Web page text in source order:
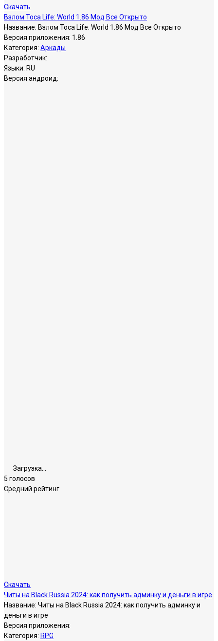
Скачать
Взлом Toca Life: World 1.86 Мод Все Открыто
Название: Взлом Toca Life: World 1.86 Мод Все Открыто
Версия приложения: 1.86
Категория: Аркады
Разработчик:
Языки: RU
Версия андроид:
Загрузка...
5 голосов
Средний рейтинг
Скачать
Читы на Black Russia 2024: как получить админку и деньги в игре
Название: Читы на Black Russia 2024: как получить админку и
деньги в игре
Версия приложения:
Категория: RPG